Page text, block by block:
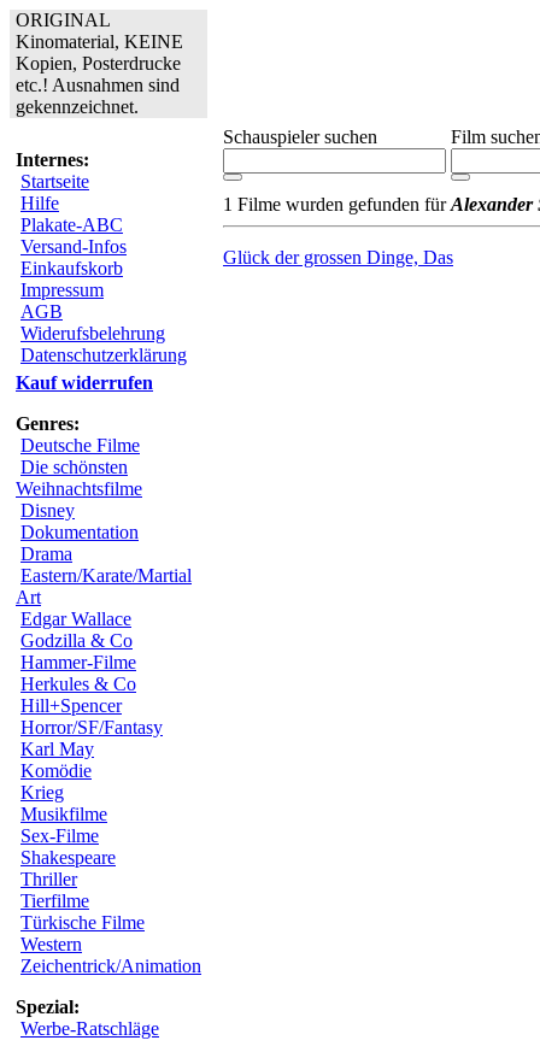
ORIGINAL
Kinomaterial, KEINE
Kopien, Posterdrucke
etc.! Ausnahmen sind
gekennzeichnet.
Internes:
Startseite
Hilfe
Plakate-ABC
Versand-Infos
Einkaufskorb
Impressum
AGB
Widerufsbelehrung
Datenschutzerklärung
Kauf widerrufen
Genres:
Deutsche Filme
Die schönsten
Weihnachtsfilme
Disney
Dokumentation
Drama
Eastern/Karate/Martial
Art
Edgar Wallace
Godzilla & Co
Hammer-Filme
Herkules & Co
Hill+Spencer
Horror/SF/Fantasy
Karl May
Komödie
Krieg
Musikfilme
Sex-Filme
Shakespeare
Thriller
Tierfilme
Türkische Filme
Western
Zeichentrick/Animation
Spezial:
Werbe-Ratschläge
Schauspieler suchen Film
1 Filme wurden gefunden fürAlexander
Glück der grossen Dinge, Das